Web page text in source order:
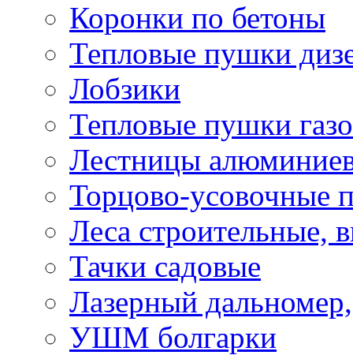
Коронки по бетоны
Тепловые пушки
Лобзики
Тепловые пушки
Лестницы
Торцово-усовочные
Леса строительные,
Тачки садовые
Лазерный дальномер,
УШМ болгарки